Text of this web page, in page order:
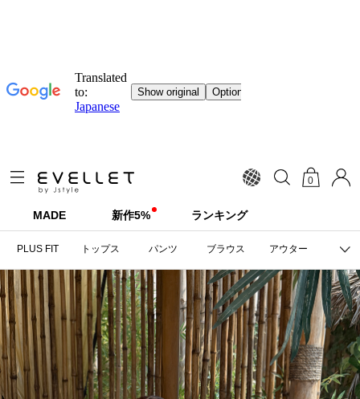
0
MADE 新作5% ランキング
PLUS FIT トップス パンツ ブラウス アウター